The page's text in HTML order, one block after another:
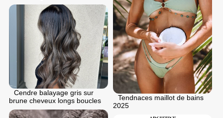
Tendnaces maillot de bains
2025
Cendre balayage gris sur
brune cheveux longs boucles